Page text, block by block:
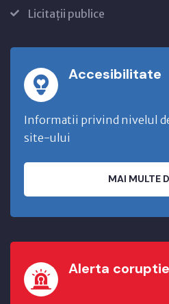
Licitații publice
Accesibilitate
Informatii privind nivelul
site-ului
MAI MULTE
Alerta coruptie